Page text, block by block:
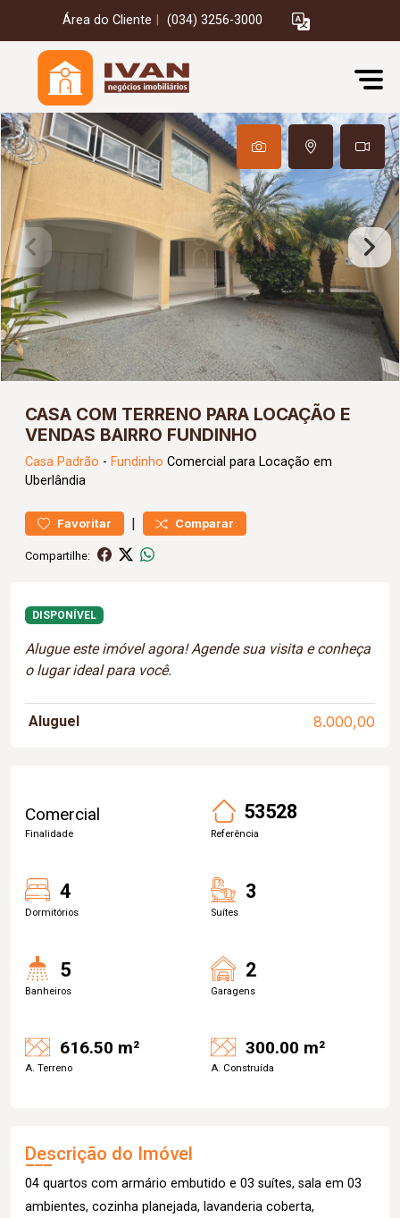
Área do Cliente (034) 3256-3000
CASA COM TERRENO PARA LOCAÇÃO E
VENDAS BAIRRO FUNDINHO
Casa Padrão - Fundinho Comercial para Locação em
Uberlândia
Favoritar | Comparar
Compartilhe:
DISPONÍVEL
Alugue este imóvel agora! Agende sua visita e conheça
o lugar ideal para você.
Aluguel 8.000,00
Comercial
Finalidade
53528
Referência
4
Dormitórios
3
Suítes
5
Banheiros
2
Garagens
616.50 m²
A. Terreno
300.00 m²
A. Construída
Descrição do Imóvel
04 quartos com armário embutido e 03 suítes, sala em 03
ambientes, cozinha planejada, lavanderia coberta,